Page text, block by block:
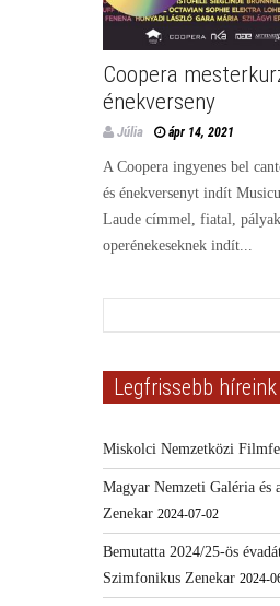
Coopera
énekverseny
Júlia ápr 14, 2021
A Coopera ingyenes bel
és énekversenyt indít
Laude címmel, fiatal,
operénekeseknek indít...
Legfrissebb híreink
Miskolci Nemzetközi
Magyar Nemzeti Galéria és
Zenekar 2024-07-02
Bemutatta 2024/25-ös
Szimfonikus Zenekar 2024-